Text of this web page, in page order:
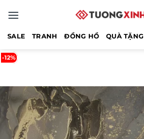
qua
SALE TRANH ĐỒNG HỒ QUÀ TẶNG
-12%